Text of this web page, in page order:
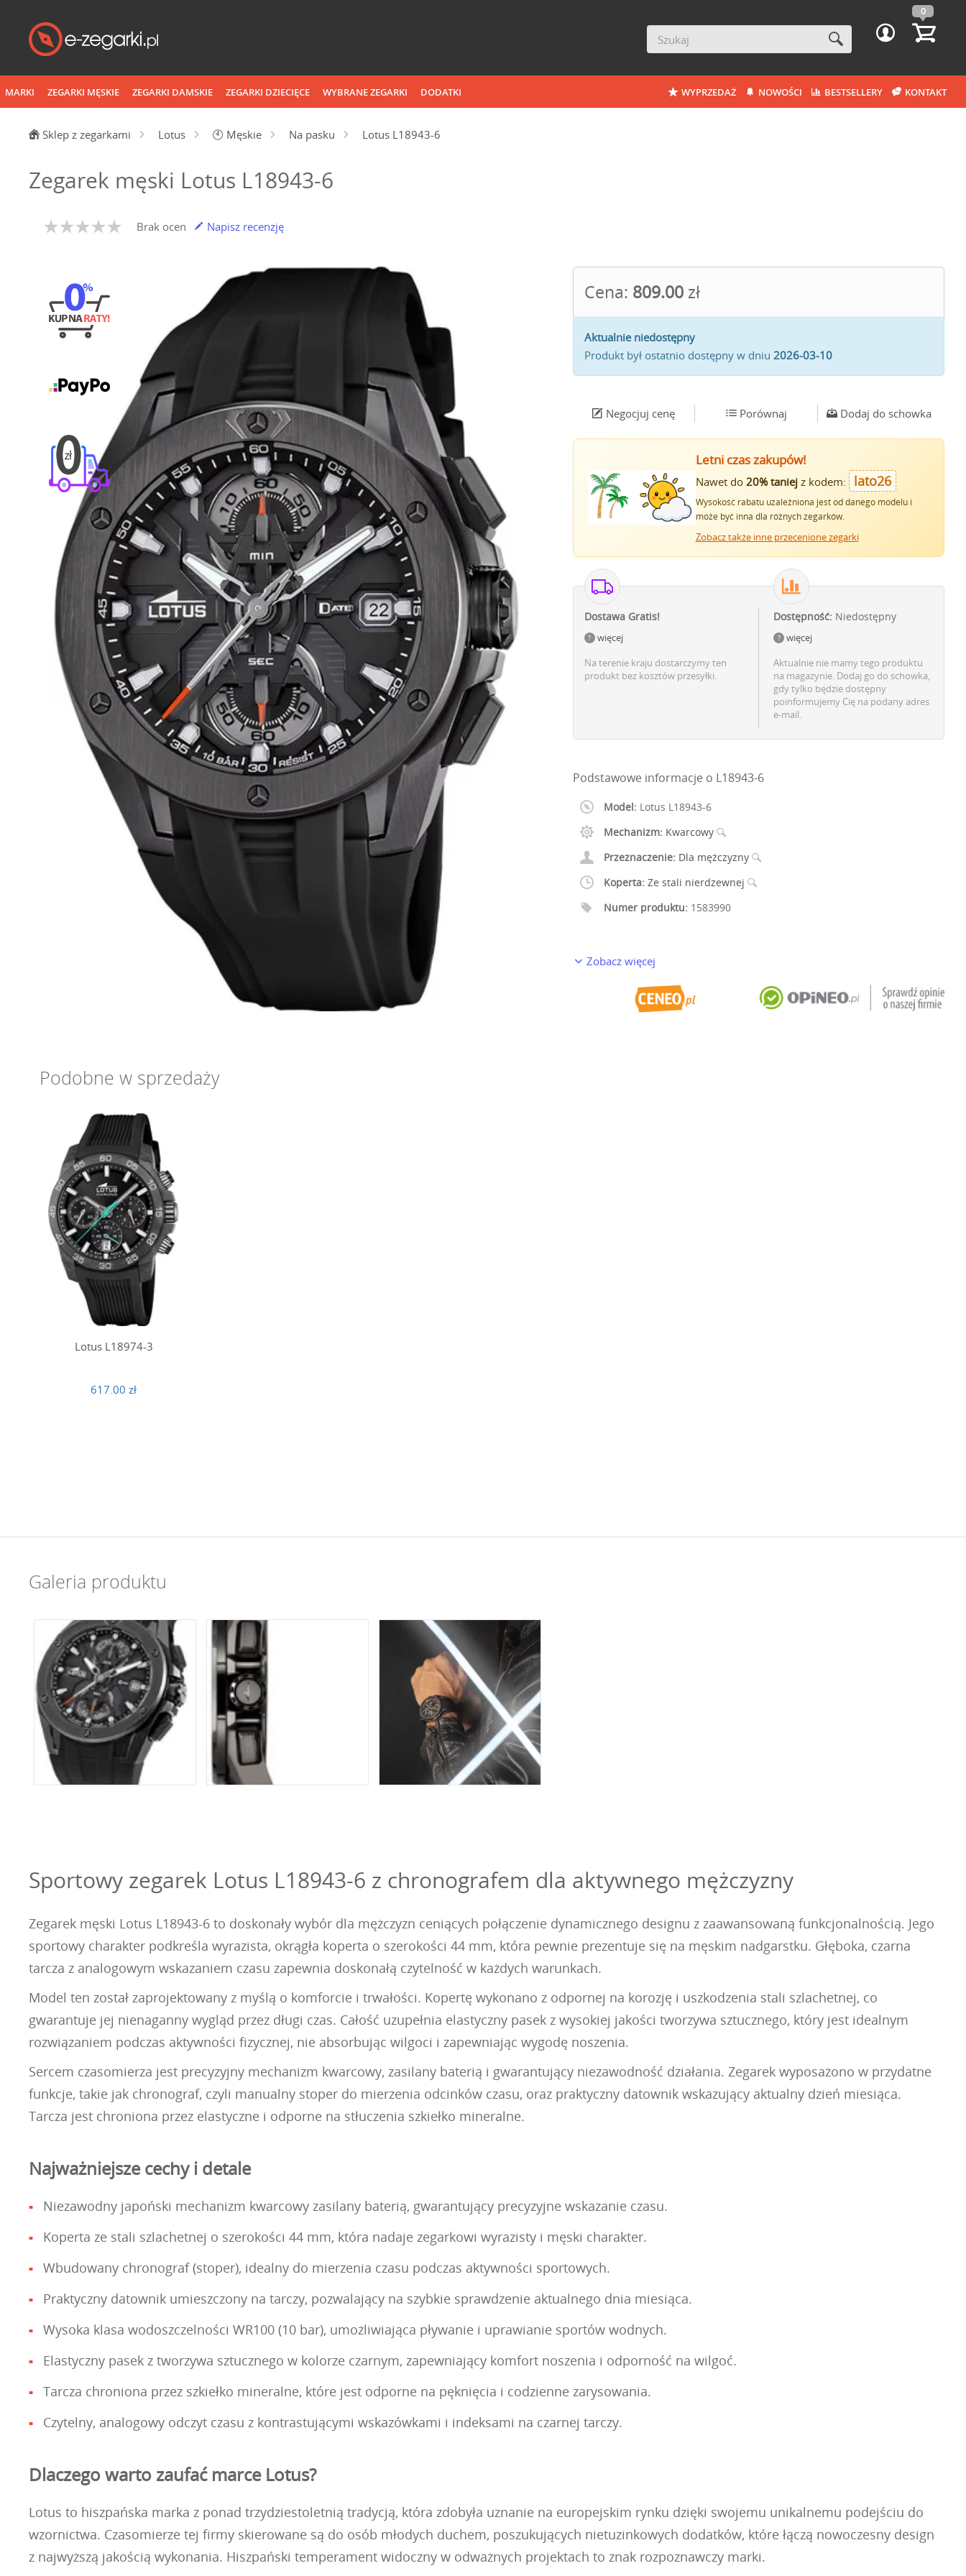
0
MARKI ZEGARKI MĘSKIE ZEGARKI DAMSKIE ZEGARKI DZIECIĘCE WYBRANE ZEGARKI DODATKI WYPRZEDAŻ NOWOŚCI BESTSELLERY KONTAKT
Sklep z zegarkami Lotus 🕙 Męskie Na pasku Lotus L18943-6
Zegarek męski Lotus L18943-6
Brak ocen Napisz recenzję
Cena: 809.00 zł
Aktualnie niedostępny
Produkt był ostatnio dostępny w dniu 2026-03-10
Negocjuj cenę Porównaj Dodaj do schowka
Letni czas zakupów!
Nawet do 20% taniejz kodem: lato26
Wysokość rabatu uzależniona jest od danego modelu i
może być inna dla różnych zegarków.
Zobacz także inne przecenione zegarki
Dostawa Gratis!
więcej
Na terenie kraju dostarczymy ten
produkt bez kosztów przesyłki.
Dostępność: Niedostępny
więcej
Aktualnie nie mamy tego produktu
na magazynie. Dodaj go do schowka,
gdy tylko będzie dostępny
poinformujemy Cię na podany adres
e-mail.
Podstawowe informacje o L18943-6
Model: Lotus L18943-6
Mechanizm: Kwarcowy
Przeznaczenie: Dla mężczyzny
Koperta: Ze stali nierdzewnej
Numer produktu: 1583990
Zobacz więcej
Podobne w sprzedaży
Lotus L18974-3
617.00 zł
Galeria produktu
Sportowy zegarek Lotus L18943-6 z chronografem dla aktywnego mężczyzny
Zegarek męski Lotus L18943-6 to doskonały wybór dla mężczyzn ceniących połączenie dynamicznego designu z zaawansowaną funkcjonalnością. Jego
sportowy charakter podkreśla wyrazista, okrągła koperta o szerokości 44 mm, która pewnie prezentuje się na męskim nadgarstku. Głęboka, czarna
tarcza z analogowym wskazaniem czasu zapewnia doskonałą czytelność w każdych warunkach.
Model ten został zaprojektowany z myślą o komforcie i trwałości. Kopertę wykonano z odpornej na korozję i uszkodzenia stali szlachetnej, co
gwarantuje jej nienaganny wygląd przez długi czas. Całość uzupełnia elastyczny pasek z wysokiej jakości tworzywa sztucznego, który jest idealnym
rozwiązaniem podczas aktywności fizycznej, nie absorbując wilgoci i zapewniając wygodę noszenia.
Sercem czasomierza jest precyzyjny mechanizm kwarcowy, zasilany baterią i gwarantujący niezawodność działania. Zegarek wyposażono w przydatne
funkcje, takie jak chronograf, czyli manualny stoper do mierzenia odcinków czasu, oraz praktyczny datownik wskazujący aktualny dzień miesiąca.
Tarcza jest chroniona przez elastyczne i odporne na stłuczenia szkiełko mineralne.
Najważniejsze cechy i detale
Niezawodny japoński mechanizm kwarcowy zasilany baterią, gwarantujący precyzyjne wskazanie czasu.
Koperta ze stali szlachetnej o szerokości 44 mm, która nadaje zegarkowi wyrazisty i męski charakter.
Wbudowany chronograf (stoper), idealny do mierzenia czasu podczas aktywności sportowych.
Praktyczny datownik umieszczony na tarczy, pozwalający na szybkie sprawdzenie aktualnego dnia miesiąca.
Wysoka klasa wodoszczelności WR100 (10 bar), umożliwiająca pływanie i uprawianie sportów wodnych.
Elastyczny pasek z tworzywa sztucznego w kolorze czarnym, zapewniający komfort noszenia i odporność na wilgoć.
Tarcza chroniona przez szkiełko mineralne, które jest odporne na pęknięcia i codzienne zarysowania.
Czytelny, analogowy odczyt czasu z kontrastującymi wskazówkami i indeksami na czarnej tarczy.
Dlaczego warto zaufać marce Lotus?
Lotus to hiszpańska marka z ponad trzydziestoletnią tradycją, która zdobyła uznanie na europejskim rynku dzięki swojemu unikalnemu podejściu do
wzornictwa. Czasomierze tej firmy skierowane są do osób młodych duchem, poszukujących nietuzinkowych dodatków, które łączą nowoczesny design
z najwyższą jakością wykonania. Hiszpański temperament widoczny w odważnych projektach to znak rozpoznawczy marki.